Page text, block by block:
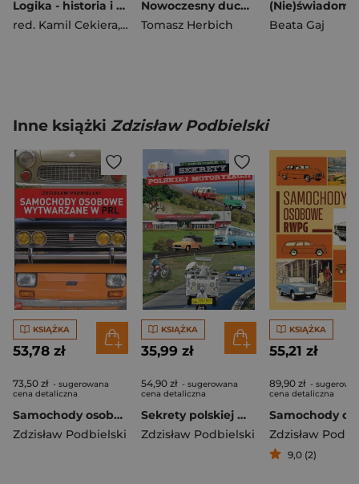
Logika - historia i przyszłość
red. Kamil Cekiera, Marek Magdziak,Marcin Seling
Nowoczesny duch bez nowoczesnego państwa
Tomasz Herbich
Beata Gaj
Inne książki Zdzisław Podbielski
KSIĄŻKA
53,78 zł
73,50 zł - sugerowana
cena detaliczna
Samochody osobowe wytwarzane w PRL
Zdzisław Podbielski
KSIĄŻKA
35,99 zł
54,90 zł - sugerowana
cena detaliczna
Sekrety polskiej motoryzacji. Sekrety
Zdzisław Podbielski
KSIĄŻKA
55,21 zł
89,90 zł -
cena detaliczna
Zdzisław
9,0 (2)